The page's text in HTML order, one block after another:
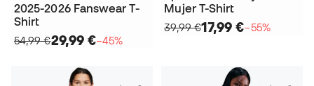
2025-2026 Fanswear T-
Shirt
54,99 €29,99 €−45%
Mujer T-Shirt
39,99 €17,99 €−55%